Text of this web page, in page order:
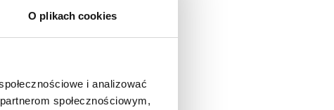
O plikach cookies
i analizować
społecznościowym,